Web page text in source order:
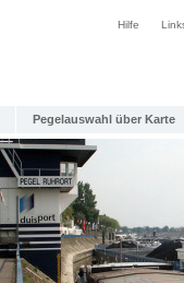
Hilfe
Pegelauswahl über Karte